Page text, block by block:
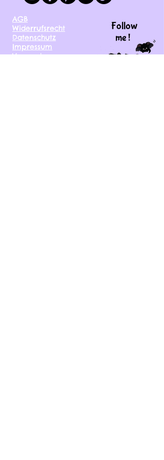
AGB
Widerrufsrecht
Datenschutz
Impressum
Versand
Follow
me !